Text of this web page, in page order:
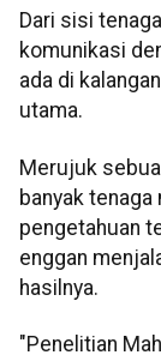
Dari sisi
komunikasi
ada di
utama.
Merujuk
banyak
pengetahuan
enggan
hasilnya.
"Penelitian